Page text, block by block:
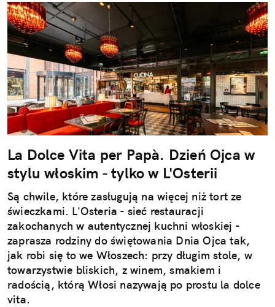
La Dolce Vita per Papà. Dzień Ojca w
stylu włoskim - tylko w L'Osterii
Są chwile, które zasługują na więcej niż tort ze
świeczkami. L'Osteria - sieć restauracji
zakochanych w autentycznej kuchni włoskiej -
zaprasza rodziny do świętowania Dnia Ojca tak,
jak robi się to we Włoszech: przy długim stole, w
towarzystwie bliskich, z winem, smakiem i
radością, którą Włosi nazywają po prostu la dolce
vita.